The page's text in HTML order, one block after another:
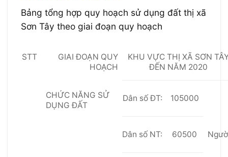
Bảng tổng hợp quy hoạch sử dụng đất thị xã
Sơn Tây theo giai đoạn quy hoạch
STT
GIAI ĐOẠN QUY
HOẠCH
CHỨC NĂNG SỬ
DỤNG ĐẤT
KHU VỰC THỊ XÃ SƠN
ĐẾN NĂM 2020
Dân số ĐT: 105000
Dân số NT: 60500